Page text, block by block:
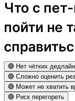
Что с
пойти не
🔴 Нет чётких
🔴 Сложно оценить
🔴 Может не хватить
🔴 Риск перегореть